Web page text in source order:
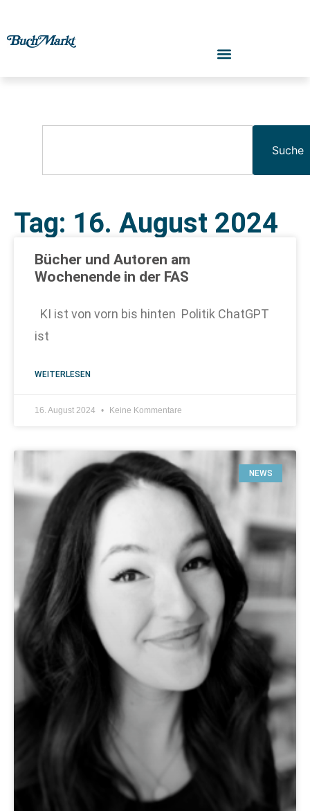
Suche
Tag: 16. August 2024
Bücher und Autoren am
Wochenende in der FAS
KI ist von vorn bis hinten Politik ChatGPT
ist
WEITERLESEN
16. August 2024 Keine Kommentare
NEWS